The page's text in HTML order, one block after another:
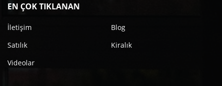
EN ÇOK TIKLANAN
İletişim
Blog
Satılık
Kiralık
Videolar